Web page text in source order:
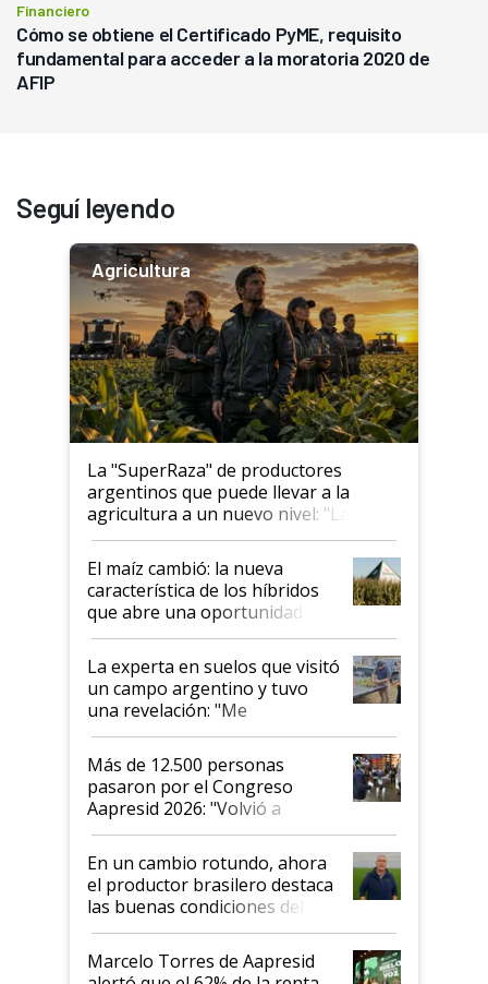
Financiero
Cómo se obtiene el Certificado PyME, requisito
fundamental para acceder a la moratoria 2020 de
AFIP
Seguí leyendo
Agricultura
La "SuperRaza" de productores
argentinos que puede llevar a la
agricultura a un nuevo nivel: "Las
posibilidades de crecimiento son
infinitas"
El maíz cambió: la nueva
característica de los híbridos
que abre una oportunidad en
el lote
La experta en suelos que visitó
un campo argentino y tuvo
una revelación: "Me
impresionó mucho"
Más de 12.500 personas
pasaron por el Congreso
Aapresid 2026: "Volvió a
demostrar que hablar del
suelo es hablar de todo el
sistema productivo"
En un cambio rotundo, ahora
el productor brasilero destaca
las buenas condiciones del
agro argentino para invertir:
"Los veo más motivados"
Marcelo Torres de Aapresid